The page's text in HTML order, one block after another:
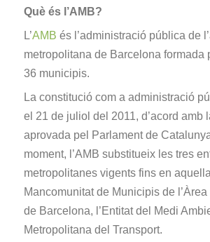
Què és l’AMB?
L’AMB és l’administració pública de
metropolitana de Barcelona formada
36 municipis.
La constitució com a administració
el 21 de juliol del 2011, d’acord amb
aprovada pel Parlament de
moment, l’AMB substitueix les tres
metropolitanes vigents fins en
Mancomunitat de Municipis de
de Barcelona, l’Entitat del Medi
Metropolitana del Transport.